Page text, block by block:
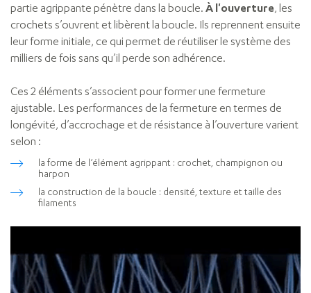
partie agrippante pénètre dans la boucle. À l'ouverture, les
crochets s’ouvrent et libèrent la boucle. Ils reprennent ensuite
leur forme initiale, ce qui permet de réutiliser le système des
milliers de fois sans qu’il perde son adhérence.
Ces 2 éléments s’associent pour former une fermeture
ajustable. Les performances de la fermeture en termes de
longévité, d’accrochage et de résistance à l’ouverture varient
selon :
la forme de l’élément agrippant : crochet, champignon ou
harpon
la construction de la boucle : densité, texture et taille des
filaments